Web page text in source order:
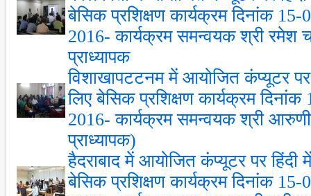
बेसिक प्रशिक्षण कार्यक्रम दिनांक
2016- कार्यक्रम समन्‍वयक श्री रमेश
प्राध्‍यापक
विशाखापटटनम में आयोजित कंप्‍यूटर
लिए बेसिक प्रशिक्षण कार्यक्रम
2016- कार्यक्रम समन्‍वयक श्री आरुणी
प्राध्‍यापक)
हैदराबाद में आयोजित कंप्‍यूटर पर
बेसिक प्रशिक्षण कार्यक्रम दिनांक